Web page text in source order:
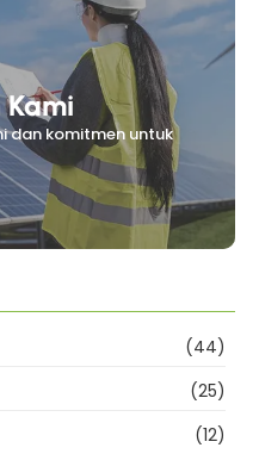
Kami
dan komitmen untuk
(44)
(25)
(12)